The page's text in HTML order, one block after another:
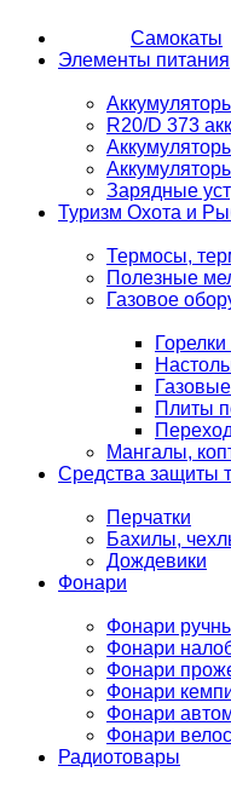
Самокаты
Элементы питания
R20/D 373
Зарядные
Туризм Охота и
Термосы,
Полезные
Газовое
Плиты
Мангалы,
Средства защиты
Перчатки
Бахилы,
Дождевики
Фонари
Фонари
Фонари
Фонари
Фонари
Фонари
Фонари
Радиотовары